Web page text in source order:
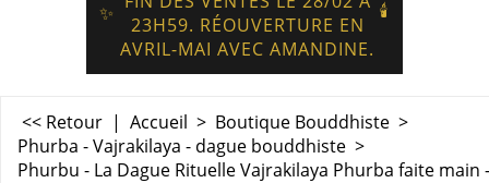
✨
23H59. RÉOUVERTURE EN
AVRIL-MAI AVEC AMANDINE.
🕯️
<< Retour | Accueil > Boutique Bouddhiste >
Phurba - Vajrakilaya - dague bouddhiste >
Phurbu - La Dague Rituelle Vajrakilaya Phurba faite main